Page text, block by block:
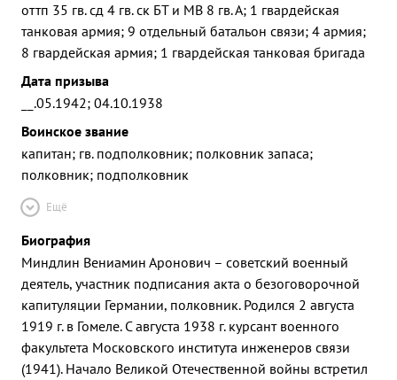
оттп 35 гв. сд 4 гв. ск БТ и МВ 8 гв. А; 1 гвардейская
танковая армия; 9 отдельный батальон связи; 4 армия;
8 гвардейская армия; 1 гвардейская танковая бригада
Дата призыва
__.05.1942; 04.10.1938
Воинское звание
капитан; гв. подполковник; полковник запаса;
полковник; подполковник
Ещё
Биография
Миндлин Вениамин Аронович – советский военный
деятель, участник подписания акта о безоговорочной
капитуляции Германии, полковник. Родился 2 августа
1919 г. в Гомеле. С августа 1938 г. курсант военного
факультета Московского института инженеров связи
(1941). Начало Великой Отечественной войны встретил